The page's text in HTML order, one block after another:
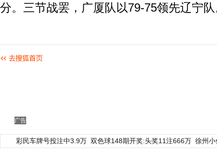
分。三节战罢，广厦队以79-75领先辽宁
广告
彩民车牌号投注中3.9万 双色球148期开奖:头奖11注666万 徐州